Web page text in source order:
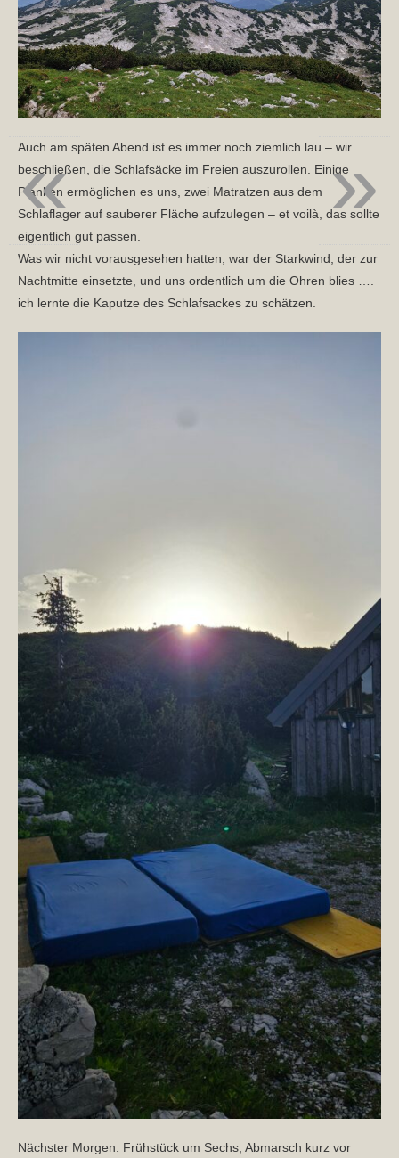
Auch am späten Abend ist es immer noch ziemlich lau – wir
beschließen, die Schlafsäcke im Freien auszurollen. Einige
Planken ermöglichen es uns, zwei Matratzen aus dem
Schlaflager auf sauberer Fläche aufzulegen – et voilà, das sollte
eigentlich gut passen.
Was wir nicht vorausgesehen hatten, war der Starkwind, der zur
Nachtmitte einsetzte, und uns ordentlich um die Ohren blies ….
ich lernte die Kaputze des Schlafsackes zu schätzen.
Nächster Morgen: Frühstück um Sechs, Abmarsch kurz vor
»
«